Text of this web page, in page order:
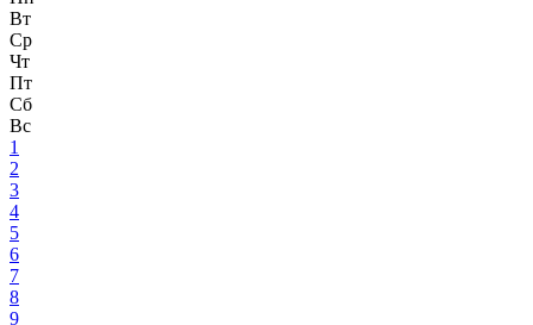
Вт
Ср
Чт
Пт
Сб
Вс
1
2
3
4
5
6
7
8
9